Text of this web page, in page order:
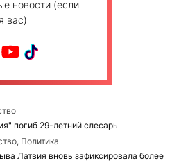
новости (если
вас)
погиб 29-летний слесарь
Политика
Латвия вновь зафиксировала более